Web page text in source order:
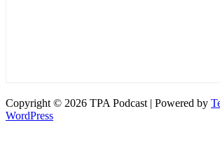
Copyright © 2026 TPA Podcast | Powered by
WordPress